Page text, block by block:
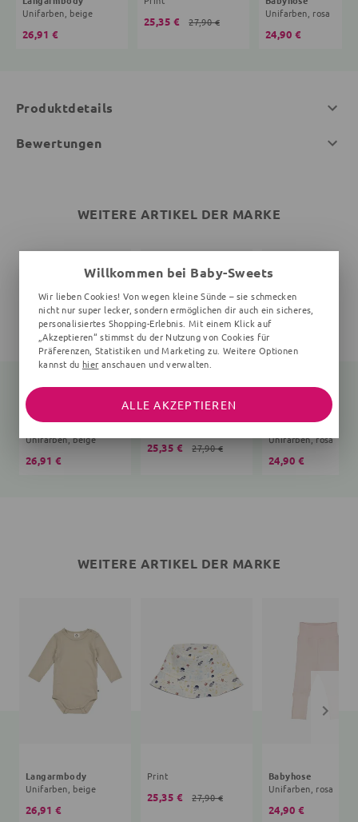
Unifarben, beige
26,91 €
25,35 € 27,90 €
Unifarben, rosa
24,90 €
Produktdetails
Bewertungen
WEITERE ARTIKEL DER MARKE
Langarmbody
Unifarben, beige
26,91 €
Print
25,35 € 27,90 €
Babyhose
Unifarben, rosa
24,90 €
WEITERE ARTIKEL DER MARKE
Langarmbody
Unifarben, beige
26,91 €
Print
25,35 € 27,90 €
Babyhose
Unifarben, rosa
24,90 €
Willkommen bei Baby-Sweets
Wir lieben Cookies! Von wegen kleine Sünde – sie schmecken
nicht nur super lecker, sondern ermöglichen dir auch ein sicheres,
personalisiertes Shopping-Erlebnis. Mit einem Klick auf
„Akzeptieren“ stimmst du der Nutzung von Cookies für
Präferenzen, Statistiken und Marketing zu. Weitere Optionen
kannst du hier anschauen und verwalten.
ALLE AKZEPTIEREN